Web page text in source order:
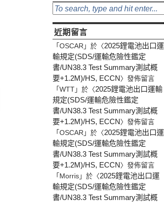
近期留言
「 OSCAR 」於〈2025鋰電池出口運
輸規定(SDS/運輸危險性鑑定
書/UN38.3 Test Summary測試概
要+1.2M)/HS, ECCN〉發佈留言
「 WTT 」於〈2025鋰電池出口運輸
規定(SDS/運輸危險性鑑定
書/UN38.3 Test Summary測試概
要+1.2M)/HS, ECCN〉發佈留言
「 OSCAR 」於〈2025鋰電池出口運
輸規定(SDS/運輸危險性鑑定
書/UN38.3 Test Summary測試概
要+1.2M)/HS, ECCN〉發佈留言
「 Morris 」於〈2025鋰電池出口運
輸規定(SDS/運輸危險性鑑定
書/UN38.3 Test Summary測試概